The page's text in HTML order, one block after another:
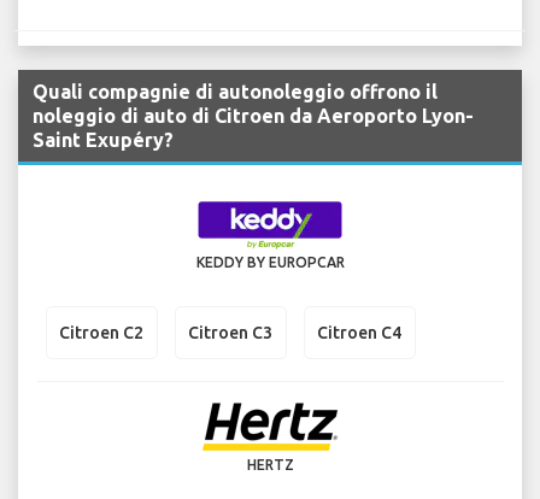
Quali compagnie di autonoleggio offrono il
noleggio di auto di Citroen da Aeroporto Lyon-
Saint Exupéry?
KEDDY BY EUROPCAR
Citroen C2 Citroen C3 Citroen C4
HERTZ